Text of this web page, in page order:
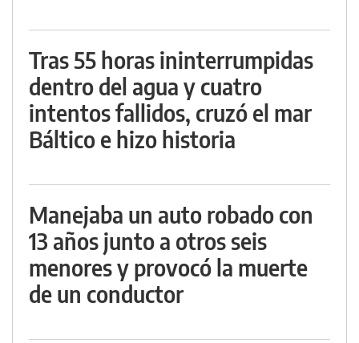
Tras 55 horas ininterrumpidas
dentro del agua y cuatro
intentos fallidos, cruzó el mar
Báltico e hizo historia
Manejaba un auto robado con
13 años junto a otros seis
menores y provocó la muerte
de un conductor